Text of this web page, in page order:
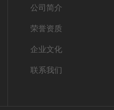
公司简介
荣誉资质
企业文化
联系我们